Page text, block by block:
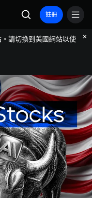
註冊
請切換到美國網站以使